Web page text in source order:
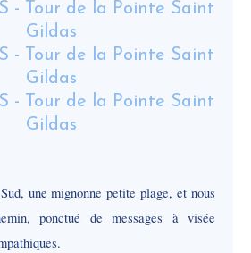
une mignonne petite plage, et nous
ponctué de messages à visée